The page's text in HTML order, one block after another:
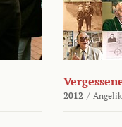
2012 /